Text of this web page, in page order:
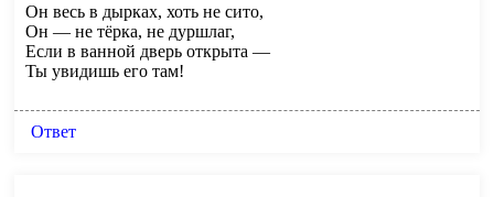
Он весь в дырках, хоть не сито,
Он — не тёрка, не дуршлаг,
Если в ванной дверь открыта —
Ты увидишь его там!
Ответ